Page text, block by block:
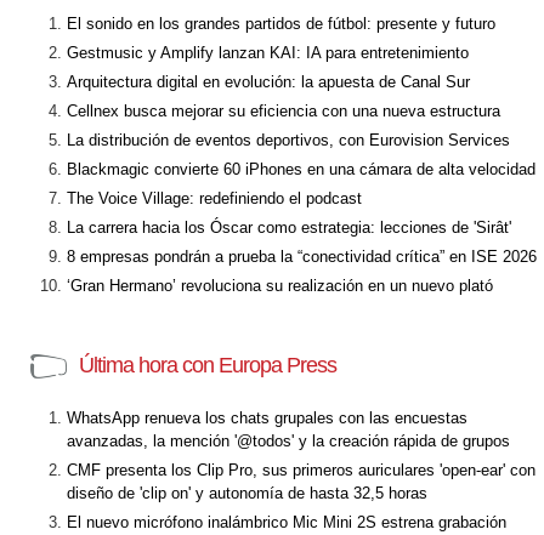
El sonido en los grandes partidos de fútbol: presente y futuro
Gestmusic y Amplify lanzan KAI: IA para entretenimiento
Arquitectura digital en evolución: la apuesta de Canal Sur
Cellnex busca mejorar su eficiencia con una nueva estructura
La distribución de eventos deportivos, con Eurovision Services
Blackmagic convierte 60 iPhones en una cámara de alta velocidad
The Voice Village: redefiniendo el podcast
La carrera hacia los Óscar como estrategia: lecciones de 'Sirât'
8 empresas pondrán a prueba la “conectividad crítica” en ISE 2026
‘Gran Hermano’ revoluciona su realización en un nuevo plató
Última hora con Europa Press
WhatsApp renueva los chats grupales con las encuestas
avanzadas, la mención '@todos' y la creación rápida de grupos
CMF presenta los Clip Pro, sus primeros auriculares 'open-ear' con
diseño de 'clip on' y autonomía de hasta 32,5 horas
El nuevo micrófono inalámbrico Mic Mini 2S estrena grabación